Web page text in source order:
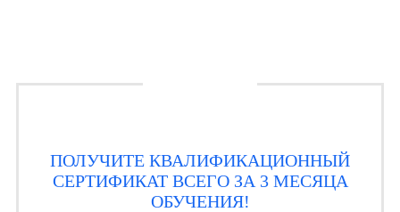
ПОЛУЧИТЕ КВАЛИФИКАЦИОННЫЙ
СЕРТИФИКАТ ВСЕГО ЗА 3 МЕСЯЦА
ОБУЧЕНИЯ!